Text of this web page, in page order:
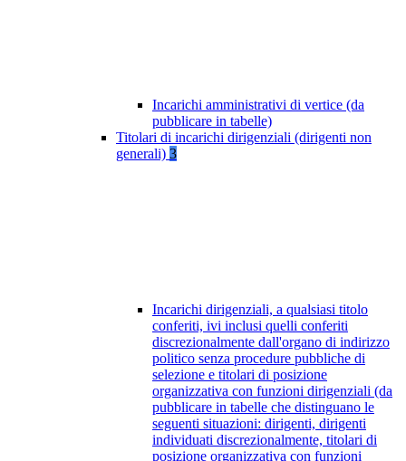
Incarichi amministrativi di vertice (da
pubblicare in tabelle)
Titolari di incarichi dirigenziali (dirigenti non
generali) 3
Incarichi dirigenziali, a qualsiasi titolo
conferiti, ivi inclusi quelli conferiti
discrezionalmente dall'organo di indirizzo
politico senza procedure pubbliche di
selezione e titolari di posizione
organizzativa con funzioni dirigenziali (da
pubblicare in tabelle che distinguano le
seguenti situazioni: dirigenti, dirigenti
individuati discrezionalmente, titolari di
posizione organizzativa con funzioni